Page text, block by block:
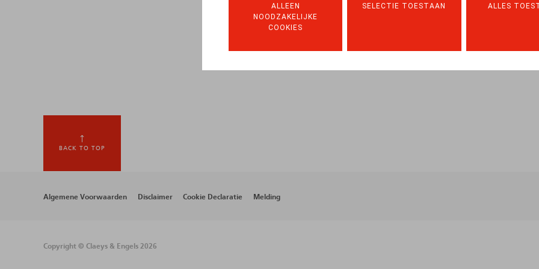
ALLEEN
NOODZAKELIJKE
COOKIES
SELECTIE TOESTAAN ALLES
BACK TO TOP
Footer
Algemene Voorwaarden Disclaimer Cookie Declaratie Melding
Copyright © Claeys & Engels 2026